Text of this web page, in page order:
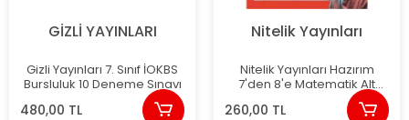
GİZLİ YAYINLARI
Gizli Yayınları 7. Sınıf İOKBS
Bursluluk 10 Deneme Sınavı
480,00 TL
Nitelik Yayınları
Nitelik Yayınları Hazırım
7'den 8'e Matematik Alt
Yapı Güçlendirme Kitabı
260,00 TL